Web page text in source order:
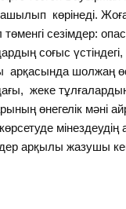
көрінеді.
сезімдер:
соғыс үстіндегі,
арқасында шолжаң
жеке тұлғалардың
өнегелік мәні
мінездеудің
арқылы жазушы